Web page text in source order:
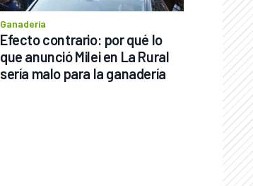
Ganadería
Efecto contrario: por qué lo
que anunció Milei en La Rural
sería malo para la ganadería